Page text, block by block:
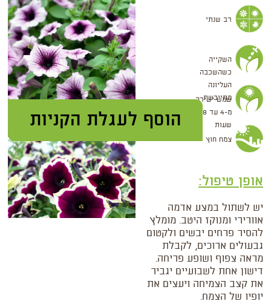
רב שנתי
השקייה
כשהשכבה
העליונה
מתייבשת
שמש ישירה
מ-4 עד 8
שעות
צמח חוץ
אופן טיפול:
יש לשתול במצע אדמה
אוורירי ומנוקז היטב. מומלץ
להסיר פרחים יבשים ולקטום
גבעולים ארוכים, לקבלת
מראה צפוף ושופע פריחה.
דישון אחת לשבועיים יגביר
את קצב הצמיחה ויעצים את
יופיו של הצמח.